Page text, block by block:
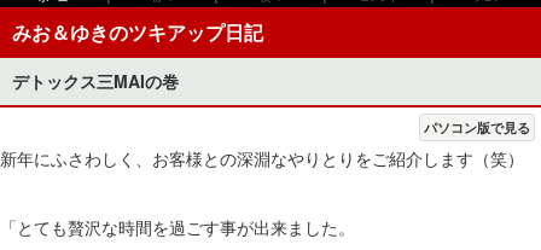
みお＆ゆきのツキアップ日記
デトックス三MAIの巻
パソコン版で見る
新年にふさわしく、お客様との深淵なやりとりをご紹介します（笑）
「とても贅沢な時間を過ごす事が出来ました。